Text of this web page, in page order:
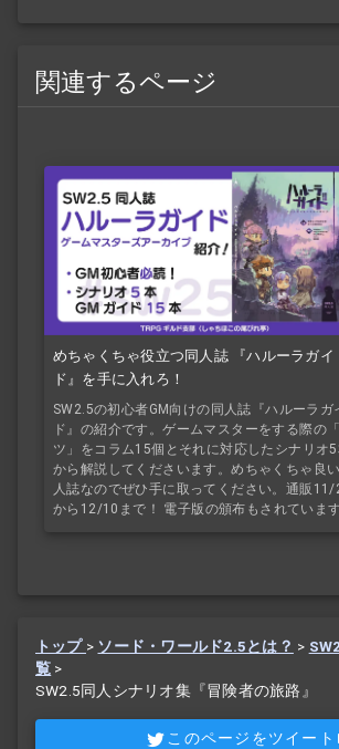
関連するページ
めちゃくちゃ役立つ同人誌 『ハルーラガイ
ド』を手に入れろ！
SW2.5の初心者GM向けの同人誌『ハルーラガ
ド』の紹介です。ゲームマスターをする際の
ツ」をコラム15個とそれに対応したシナリオ
から解説してくださいます。めちゃくちゃ良
人誌なのでぜひ手に取ってください。通販11/
から12/10まで！ 電子版の頒布もされています
トップ > ソード・ワールド2.5とは？ >
覧 >
SW2.5同人シナリオ集『冒険者の旅路』
このページをツイート